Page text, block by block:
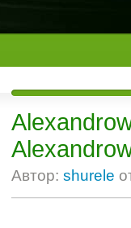
Автор: shurele